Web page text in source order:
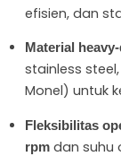
efisien, dan
Material
stainless
Monel) untuk
Fleksibilitas
rpm dan suhu